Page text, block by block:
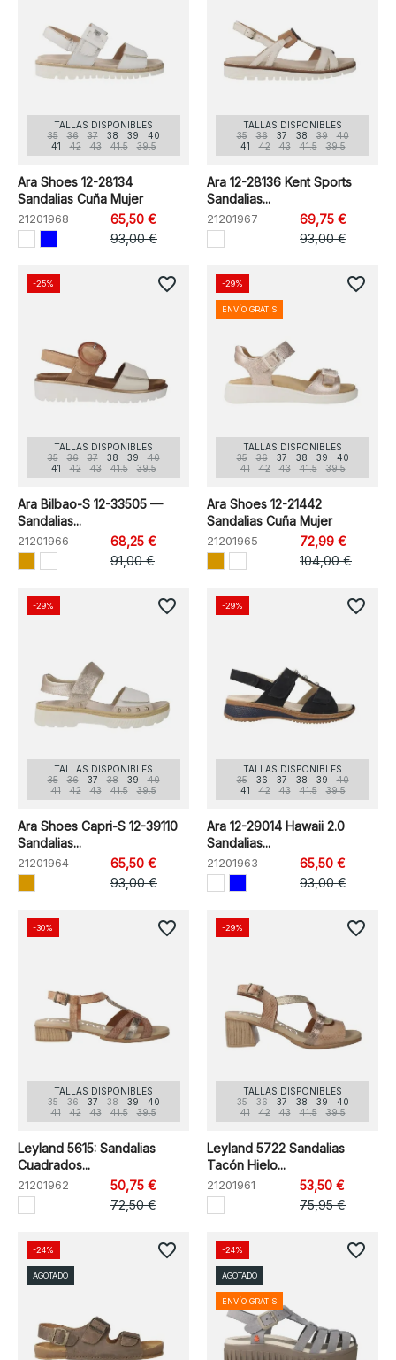
TALLAS DISPONIBLES
35
36 37 38 39
40
41
42 43 41.5 39.5
Ara Shoes 12-28134
Sandalias Cuña Mujer
21201968
65,50 €
93,00 €
TALLAS DISPONIBLES
35
36 37 38 39
40
41
42 43 41.5 39.5
Ara 12-28136 Kent Sports
Sandalias...
21201967
69,75 €
93,00 €
TALLAS DISPONIBLES
35
36 37 38 39
40
41
42 43 41.5 39.5
Ara Bilbao-S 12-33505 —
Sandalias...
21201966
68,25 €
91,00 €
-25% favorite_border
TALLAS DISPONIBLES
35
36 37 38 39
40
41
42 43 41.5 39.5
Ara Shoes 12-21442
Sandalias Cuña Mujer
21201965
72,99 €
104,00 €
-29%
ENVÍO GRATIS
favorite_border
TALLAS DISPONIBLES
35
36 37 38 39
40
41
42 43 41.5 39.5
Ara Shoes Capri-S 12-39110
Sandalias...
21201964
65,50 €
93,00 €
-29% favorite_border
TALLAS DISPONIBLES
35
36 37 38 39
40
41
42 43 41.5 39.5
Ara 12-29014 Hawaii 2.0
Sandalias...
21201963
65,50 €
93,00 €
-29% favorite_border
TALLAS DISPONIBLES
35
36 37 38 39
40
41
42 43 41.5 39.5
Leyland 5615: Sandalias
Cuadrados...
21201962
50,75 €
72,50 €
-30% favorite_border
TALLAS DISPONIBLES
35
36 37 38 39
40
41
42 43 41.5 39.5
Leyland 5722 Sandalias
Tacón Hielo...
21201961
53,50 €
75,95 €
-29% favorite_border
-24%
AGOTADO
favorite_border -24%
AGOTADO
ENVÍO GRATIS
favorite_border